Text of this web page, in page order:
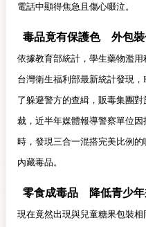
電話中顯得焦急且傷心啜泣。
毒品竟有保護色 外包裝
依據教育部統計，學生藥物濫
台灣衛生福利部最新統計發現
了躲避警方的查緝，販毒集團
裁，近半年媒體報導警察單位
時，發現三合一混搭完美比例
內藏毒品。
零食成毒品 降低青少年
現在竟然出現與兒童糖果包裝